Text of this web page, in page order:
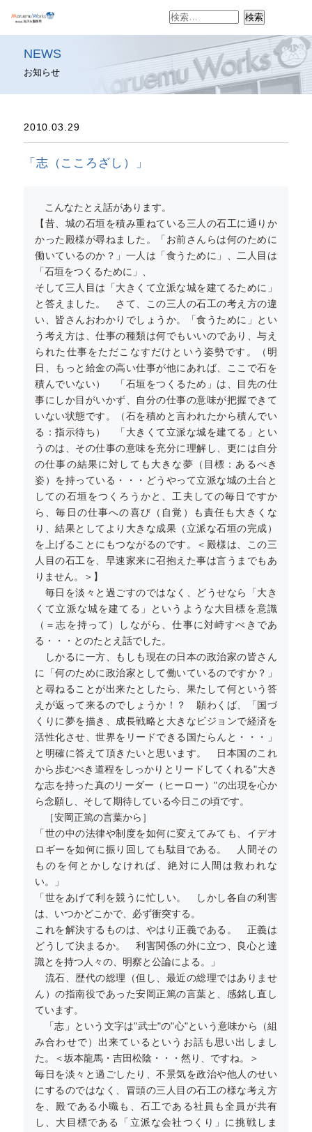
検
NEWS
お知らせ
2010.03.29
「志（こころざし）」
こんなたとえ話があります。
【昔、城の石垣を積み重ねている三人の石工に通りか
かった殿様が尋ねました。「お前さんらは何のために
働いているのか？」一人は「食うために」、二人目は
「石垣をつくるために」、
そして三人目は「大きくて立派な城を建てるために」
と答えました。 さて、この三人の石工の考え方の違
い、皆さんおわかりでしょうか。「食うために」とい
う考え方は、仕事の種類は何でもいいのであり、与え
られた仕事をただこなすだけという姿勢です。（明
日、もっと給金の高い仕事が他にあれば、ここで石を
積んでいない） 「石垣をつくるため」は、目先の仕
事にしか目がいかず、自分の仕事の意味が把握できて
いない状態です。（石を積めと言われたから積んでい
る：指示待ち） 「大きくて立派な城を建てる」とい
うのは、その仕事の意味を充分に理解し、更には自分
の仕事の結果に対しても大きな夢（目標：あるべき
姿）を持っている・・・どうやって立派な城の土台と
しての石垣をつくろうかと、工夫しての毎日ですか
ら、毎日の仕事への喜び（自覚）も責任も大きくな
り、結果としてより大きな成果（立派な石垣の完成）
を上げることにもつながるのです。＜殿様は、この三
人目の石工を、早速家来に召抱えた事は言うまでもあ
りません。＞】
毎日を淡々と過ごすのではなく、どうせなら「大き
くて立派な城を建てる」というような大目標を意識
（＝志を持って）しながら、仕事に対峙すべきであ
る・・・とのたとえ話でした。
しかるに一方、もしも現在の日本の政治家の皆さん
に「何のために政治家として働いているのですか？」
と尋ねることが出来たとしたら、果たして何という答
えが返って来るのでしょうか！？ 願わくば、「国づ
くりに夢を描き、成長戦略と大きなビジョンで経済を
活性化させ、世界をリードできる国たらんと・・・」
と明確に答えて頂きたいと思います。 日本国のこれ
から歩むべき道程をしっかりとリードしてくれる"大き
な志を持った真のリーダー（ヒーロー）"の出現を心か
ら念願し、そして期待している今日この頃です。
［安岡正篤の言葉から］
「世の中の法律や制度を如何に変えてみても、イデオ
ロギーを如何に振り回しても駄目である。 人間その
ものを何とかしなければ、絶対に人間は救われな
い。」
「世をあげて利を競うに忙しい。 しかし各自の利害
は、いつかどこかで、必ず衝突する。
これを解決するものは、やはり正義である。 正義は
どうして決まるか。 利害関係の外に立つ、良心と達
識とを持つ人々の、明察と公論による。」
流石、歴代の総理（但し、最近の総理ではありませ
ん）の指南役であった安岡正篤の言葉と、感銘し直し
ています。
「志」という文字は"武士"の"心"という意味から（組
み合わせで）出来ているというお話も思い出しまし
た。＜坂本龍馬・吉田松陰・・・然り、ですね。＞
毎日を淡々と過ごしたり、不景気を政治や他人のせい
にするのではなく、冒頭の三人目の石工の様な考え方
を、殿である小職も、石工である社員も全員が共有
し、大目標である「立派な会社つくり」に挑戦しま